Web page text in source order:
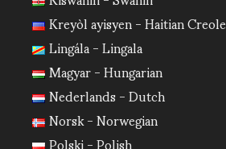
Kreyòl ayisyen - Haitian Creole
Lingála - Lingala
Magyar - Hungarian
Nederlands - Dutch
Norsk - Norwegian